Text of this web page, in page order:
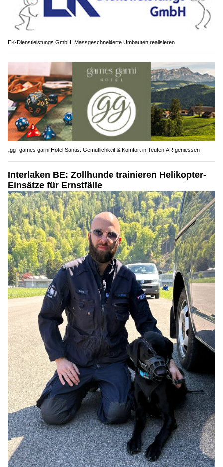
EK-Dienstleistungs GmbH: Massgeschneiderte Umbauten realisieren
„gg“ games garni Hotel Säntis: Gemütlichkeit & Komfort in Teufen AR geniessen
Interlaken BE: Zollhunde trainieren Helikopter-
Einsätze für Ernstfälle